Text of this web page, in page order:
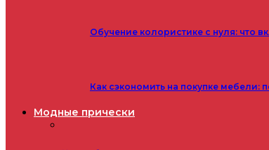
Обучение колористике с нуля: что
Как сэкономить на покупке мебели:
Модные прически